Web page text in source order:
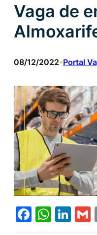
Vaga de
08/12/2022•Portal